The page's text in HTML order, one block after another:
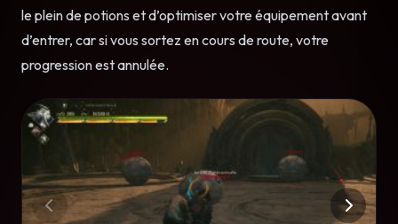
le plein de potions et d’optimiser votre équipement avant
d’entrer, car si vous sortez en cours de route, votre
progression est annulée.